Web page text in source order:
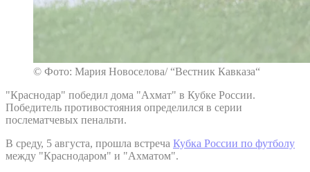
© Фото: Мария Новоселова/ “Вестник Кавказа“
"Краснодар" победил дома "Ахмат" в Кубке России.
Победитель противостояния определился в серии
послематчевых пенальти.
В среду, 5 августа, прошла встреча Кубка России по футболу
между "Краснодаром" и "Ахматом".